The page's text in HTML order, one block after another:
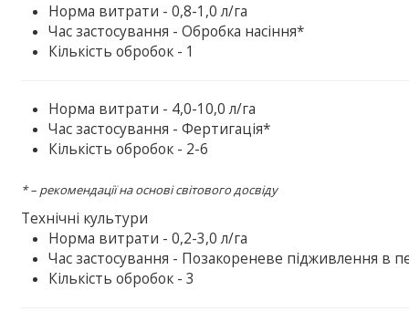
Норма витрати - 0,8-1,0 л/га
Час застосування - Обробка насіння*
Кількість обробок - 1
Норма витрати - 4,0-10,0 л/га
Час застосування - Фертигація*
Кількість обробок - 2-6
* – рекомендації на основі світового досвіду
Технічні культури
Норма витрати - 0,2-3,0 л/га
Час застосування - Позакореневе підживлення в
Кількість обробок - 3